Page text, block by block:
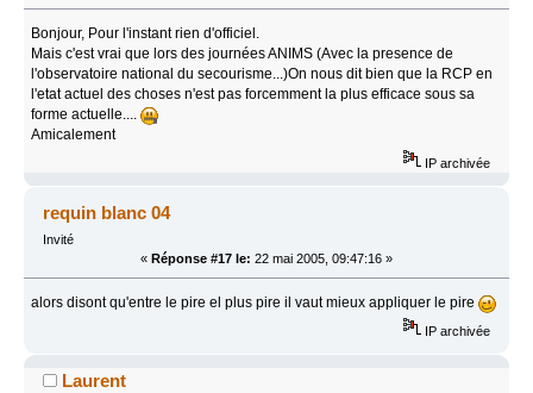
Bonjour, Pour l'instant rien d'officiel.
Mais c'est vrai que lors des journées ANIMS (Avec la presence de
l'observatoire national du secourisme...)On nous dit bien que la RCP en
l'etat actuel des choses n'est pas forcemment la plus efficace sous sa
forme actuelle....
Amicalement
IP archivée
requin blanc 04
Invité
« Réponse #17 le: 22 mai 2005, 09:47:16 »
alors disont qu'entre le pire el plus pire il vaut mieux appliquer le pire
IP archivée
Laurent